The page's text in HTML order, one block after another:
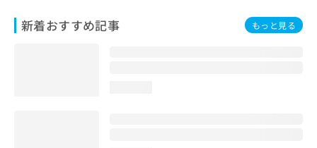
新着おすすめ記事 もっと見る
問